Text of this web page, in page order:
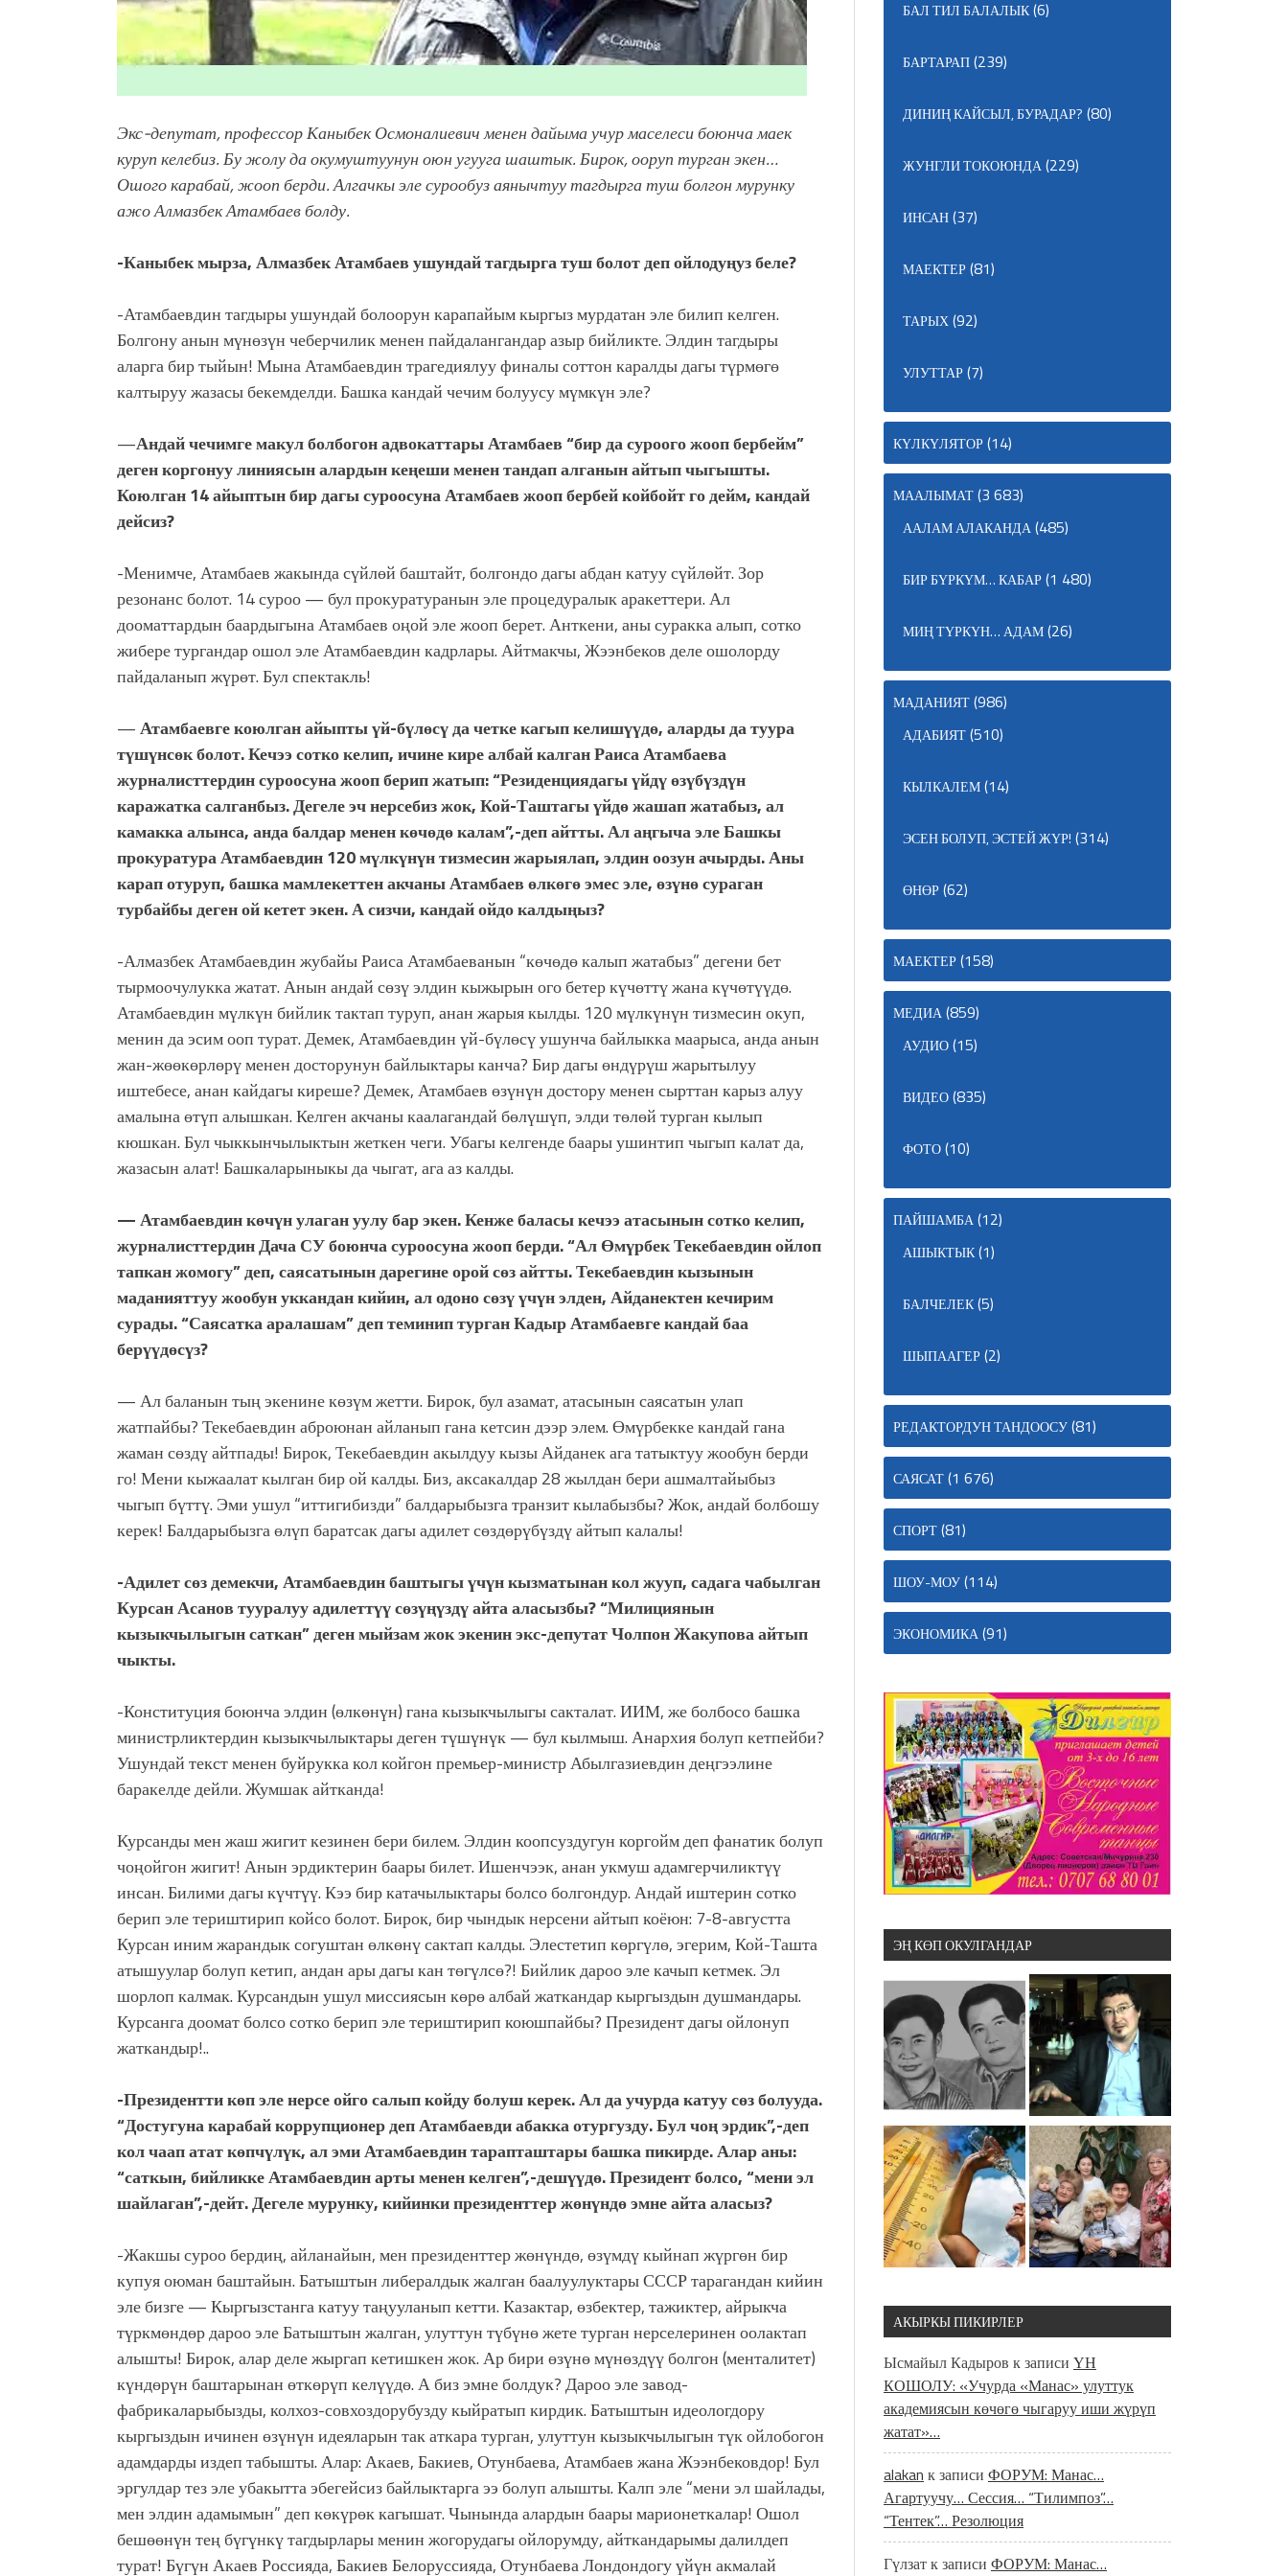
Экс-депутат, профессор Каныбек Осмоналиевич менен дайыма учур маселеси боюнча маек
куруп келебиз. Бу жолу да окумуштуунун оюн угууга шаштык. Бирок, ооруп турган экен…
Ошого карабай, жооп берди. Алгачкы эле сурообуз аянычтуу тагдырга туш болгон мурунку
ажо Алмазбек Атамбаев болду.
-Каныбек мырза, Алмазбек Атамбаев ушундай тагдырга туш болот деп ойлодуңуз беле?
-Атамбаевдин тагдыры ушундай болоорун карапайым кыргыз мурдатан эле билип келген.
Болгону анын мүнөзүн чеберчилик менен пайдалангандар азыр бийликте. Элдин тагдыры
аларга бир тыйын! Мына Атамбаевдин трагедиялуу финалы соттон каралды дагы түрмөгө
калтыруу жазасы бекемделди. Башка кандай чечим болуусу мүмкүн эле?
—Андай чечимге макул болбогон адвокаттары Атамбаев “бир да суроого жооп бербейм”
деген коргонуу линиясын алардын кеңеши менен тандап алганын айтып чыгышты.
Коюлган 14 айыптын бир дагы суроосуна Атамбаев жооп бербей койбойт го дейм, кандай
дейсиз?
-Менимче, Атамбаев жакында сүйлөй баштайт, болгондо дагы абдан катуу сүйлөйт. Зор
резонанс болот. 14 суроо — бул прокуратуранын эле процедуралык аракеттери. Ал
дооматтардын баардыгына Атамбаев оңой эле жооп берет. Анткени, аны суракка алып, сотко
жибере тургандар ошол эле Атамбаевдин кадрлары. Айтмакчы, Жээнбеков деле ошолорду
пайдаланып жүрөт. Бул спектакль!
—Атамбаевге коюлган айыпты үй-бүлөсү да четке кагып келишүүдө, аларды да туура
түшүнсөк болот. Кечээ сотко келип, ичине кире албай калган Раиса Атамбаева
журналисттердин суроосуна жооп берип жатып: “Резиденциядагы үйдү өзүбүздүн
каражатка салганбыз. Дегеле эч нерсебиз жок, Кой-Таштагы үйдө жашап жатабыз, ал
камакка алынса, анда балдар менен көчөдө калам”,-деп айтты. Ал аңгыча эле Башкы
прокуратура Атамбаевдин 120 мүлкүнүн тизмесин жарыялап, элдин оозун ачырды. Аны
карап отуруп, башка мамлекеттен акчаны Атамбаев өлкөгө эмес эле, өзүнө сураган
турбайбы деген ой кетет экен. А сизчи, кандай ойдо калдыңыз?
-Алмазбек Атамбаевдин жубайы Раиса Атамбаеванын “көчөдө калып жатабыз” дегени бет
тырмоочулукка жатат. Анын андай сөзү элдин кыжырын ого бетер күчөттү жана күчөтүүдө.
Атамбаевдин мүлкүн бийлик тактап туруп, анан жарыя кылды. 120 мүлкүнүн тизмесин окуп,
менин да эсим ооп турат. Демек, Атамбаевдин үй-бүлөсү ушунча байлыкка маарыса, анда анын
жан-жөөкөрлөрү менен досторунун байлыктары канча? Бир дагы өндүрүш жарытылуу
иштебесе, анан кайдагы киреше? Демек, Атамбаев өзүнүн достору менен сырттан карыз алуу
амалына өтүп алышкан. Келген акчаны каалагандай бөлүшүп, элди төлөй турган кылып
кюшкан. Бул чыккынчылыктын жеткен чеги. Убагы келгенде баары ушинтип чыгып калат да,
жазасын алат! Башкаларыныкы да чыгат, ага аз калды.
— Атамбаевдин көчүн улаган уулу бар экен. Кенже баласы кечээ атасынын сотко келип,
журналисттердин Дача СУ боюнча суроосуна жооп берди. “Ал Өмүрбек Текебаевдин ойлоп
тапкан жомогу” деп, саясатынын дарегине орой сөз айтты. Текебаевдин кызынын
маданияттуу жообун уккандан кийин, ал одоно сөзү үчүн элден, Айданектен кечирим
сурады. “Саясатка аралашам” деп теминип турган Кадыр Атамбаевге кандай баа
берүүдөсүз?
— Ал баланын тың экенине көзүм жетти. Бирок, бул азамат, атасынын саясатын улап
жатпайбы? Текебаевдин аброюнан айланып гана кетсин дээр элем. Өмүрбекке кандай гана
жаман сөздү айтпады! Бирок, Текебаевдин акылдуу кызы Айданек ага татыктуу жообун берди
го! Мени кыжаалат кылган бир ой калды. Биз, аксакалдар 28 жылдан бери ашмалтайыбыз
чыгып бүттү. Эми ушул “иттигибизди” балдарыбызга транзит кылабызбы? Жок, андай болбошу
керек! Балдарыбызга өлүп баратсак дагы адилет сөздөрүбүздү айтып калалы!
-Адилет сөз демекчи, Атамбаевдин баштыгы үчүн кызматынан кол жууп, садага чабылган
Курсан Асанов тууралуу адилеттүү сөзүңүздү айта аласызбы? “Милициянын
кызыкчылыгын саткан” деген мыйзам жок экенин экс-депутат Чолпон Жакупова айтып
чыкты.
-Конституция боюнча элдин (өлкөнүн) гана кызыкчылыгы сакталат. ИИМ, же болбосо башка
министрликтердин кызыкчылыктары деген түшүнүк — бул кылмыш. Анархия болуп кетпейби?
Ушундай текст менен буйрукка кол койгон премьер-министр Абылгазиевдин деңгээлине
баракелде дейли. Жумшак айтканда!
Курсанды мен жаш жигит кезинен бери билем. Элдин коопсуздугун коргойм деп фанатик болуп
чоңойгон жигит! Анын эрдиктерин баары билет. Ишенчээк, анан укмуш адамгерчиликтүү
инсан. Билими дагы күчтүү. Кээ бир катачылыктары болсо болгондур. Андай иштерин сотко
берип эле териштирип койсо болот. Бирок, бир чындык нерсени айтып коёюн: 7-8-августта
Курсан иним жарандык согуштан өлкөнү сактап калды. Элестетип көргүлө, эгерим, Кой-Ташта
атышуулар болуп кетип, андан ары дагы кан төгүлсө?! Бийлик дароо эле качып кетмек. Эл
шорлоп калмак. Курсандын ушул миссиясын көрө албай жаткандар кыргыздын душмандары.
Курсанга доомат болсо сотко берип эле териштирип коюшпайбы? Президент дагы ойлонуп
жаткандыр!..
-Президентти көп эле нерсе ойго салып койду болуш керек. Ал да учурда катуу сөз болууда.
“Достугуна карабай коррупционер деп Атамбаевди абакка отургузду. Бул чоң эрдик”,-деп
кол чаап атат көпчүлүк, ал эми Атамбаевдин тарапташтары башка пикирде. Алар аны:
“саткын, бийликке Атамбаевдин арты менен келген”,-дешүүдө. Президент болсо, “мени эл
шайлаган”,-дейт. Дегеле мурунку, кийинки президенттер жөнүндө эмне айта аласыз?
-Жакшы суроо бердиң, айланайын, мен президенттер жөнүндө, өзүмдү кыйнап жүргөн бир
купуя оюман баштайын. Батыштын либералдык жалган баалуулуктары СССР тарагандан кийин
эле бизге — Кыргызстанга катуу таңууланып кетти. Казактар, өзбектер, тажиктер, айрыкча
түркмөндөр дароо эле Батыштын жалган, улуттун түбүнө жете турган нерселеринен оолактап
алышты! Бирок, алар деле жыргап кетишкен жок. Ар бири өзүнө мүнөздүү болгон (менталитет)
күндөрүн баштарынан өткөрүп келүүдө. А биз эмне болдук? Дароо эле завод-
фабрикаларыбызды, колхоз-совхоздорубузду кыйратып кирдик. Батыштын идеологдору
кыргыздын ичинен өзүнүн идеяларын так аткара турган, улуттун кызыкчылыгын түк ойлобогон
адамдарды издеп табышты. Алар: Акаев, Бакиев, Отунбаева, Атамбаев жана Жээнбековдор! Бул
эргулдар тез эле убакытта эбегейсиз байлыктарга ээ болуп алышты. Калп эле “мени эл шайлады,
мен элдин адамымын” деп көкүрөк кагышат. Чынында алардын баары марионеткалар! Ошол
бешөөнүн тең бүгүнкү тагдырлары менин жогорудагы ойлорумду, айткандарымы далилдеп
турат! Бүгүн Акаев Россияда, Бакиев Белоруссияда, Отунбаева Лондондогу үйүн акмалай
БАЛ ТИЛ БАЛАЛЫК(6)
БАРТАРАП(239)
ДИНИҢ КАЙСЫЛ, БУРАДАР? (80)
ЖУНГЛИ ТОКОЮНДА(229)
ИНСАН(37)
МАЕКТЕР(81)
ТАРЫХ(92)
УЛУТТАР(7)
КҮЛКҮЛЯТОР(14)
МААЛЫМАТ(3 683)
ААЛАМ АЛАКАНДА(485)
БИР БҮРКҮМ… КАБАР(1 480)
МИҢ ТҮРКҮН… АДАМ(26)
МАДАНИЯТ(986)
АДАБИЯТ(510)
КЫЛКАЛЕМ(14)
ЭСЕН БОЛУП, ЭСТЕЙ ЖҮР! (314)
ӨНӨР(62)
МАЕКТЕР(158)
МЕДИА(859)
АУДИО(15)
ВИДЕО(835)
ФОТО(10)
ПАЙШАМБА(12)
АШЫКТЫК(1)
БАЛЧЕЛЕК(5)
ШЫПААГЕР(2)
РЕДАКТОРДУН ТАНДООСУ(81)
САЯСАТ(1 676)
СПОРТ(81)
ШОУ-МОУ(114)
ЭКОНОМИКА(91)
ЭҢ КӨП ОКУЛГАНДАР
АКЫРКЫ ПИКИРЛЕР
Ысмайыл Кадыров к записи ҮН
КОШОЛУ: «Учурда «Манас» улуттук
академиясын көчөгө чыгаруу иши жүрүп
жатат»…
alakan к записи ФОРУМ: Манас…
Агартуучу… Сессия… “Тилимпоз”…
“Тентек”… Резолюция
Гүлзатк записи ФОРУМ: Манас…